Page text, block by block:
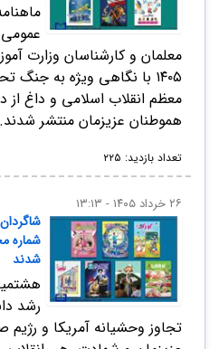
عمومی
معلمان و کارشناسان وزارت
۱۴۰۵ با نگاهی ویژه به
معظم انقلاب اسلامی و داغ
هموطنان عزیزمان منتشر شدند.
تعداد بازدید: ۲۲۵
۲۶ خرداد ۱۴۰۵ - ۱۳:۱۳
شماره
شدند
رشد
تجاوز وحشیانه آمریکا و رژیم